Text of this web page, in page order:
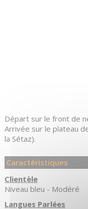
Départ sur le front de
Arrivée sur le plateau
la Sétaz).
Caractéristiques
Clientèle
Niveau bleu - Modéré
Langues Parlées